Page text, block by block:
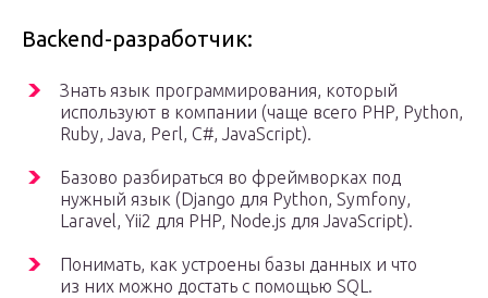
Backend-разработчик:
Знать язык программирования, который
используют в компании (чаще всего PHP, Python,
Ruby, Java, Perl, C#, JavaScript).
Базово разбираться во фреймворках под
нужный язык (Django для Python, Symfony,
Laravel, Yii2 для PHP, Node.js для JavaScript).
Понимать, как устроены базы данных и что
из них можно достать с помощью SQL.